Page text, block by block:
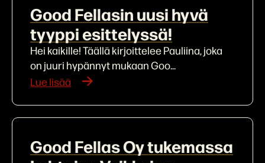
Good Fellasin uusi hyvä
tyyppi esittelyssä!
Hei kaikille! Täällä kirjoittelee Pauliina, joka
on juuri hypännyt mukaan Goo...
Lue lisää
Good Fellas Oy tukemassa